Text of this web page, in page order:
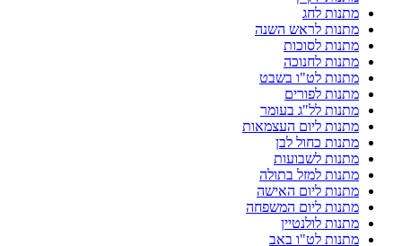
מתנות לחג
מתנות לראש השנה
מתנות לסוכות
מתנות לחנוכה
מתנות לט"ו בשבט
מתנות לפורים
מתנות לל"ג בעומר
מתנות ליום העצמאות
מתנות כחול לבן
מתנות לשבועות
מתנות למזל בתולה
מתנות ליום האישה
מתנות ליום המשפחה
מתנות לולנטיין
מתנות לט"ו באב